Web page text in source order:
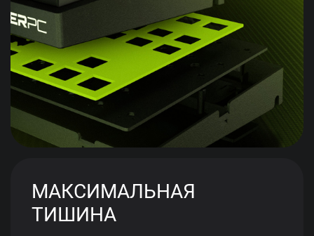
МАКСИМАЛЬНАЯ
ТИШИНА